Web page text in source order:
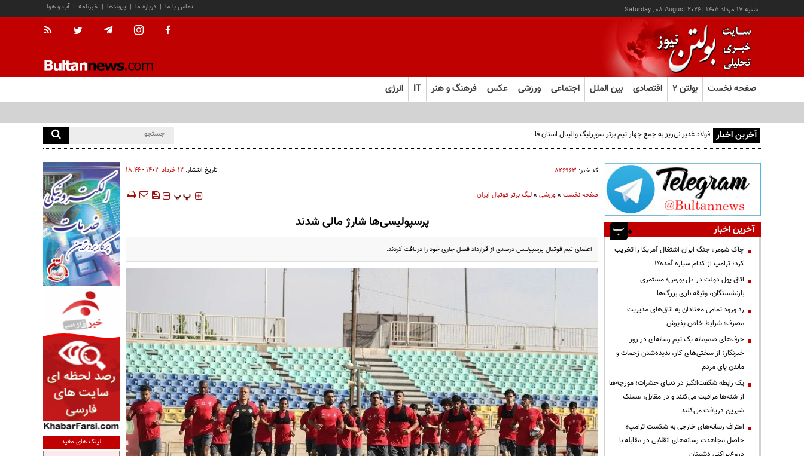
شنبه ۱۷ مرداد ۱۴۰۵ |
Saturday , 08 August 2026 آب و هوا | خبرنامه | پیوندها | درباره ما | تماس با ما
صفحه نخست بولتن ۲ اقتصادی بین الملل اجتماعی ورزشی عکس فرهنگ و هنر IT انرژی
آخرین اخبار فولاد غدیر نی‌ریز به جمع چهار تیم برتر سوپرلیگ والیبال استان فارس صعود کرد
کد خبر: ۸۴۶۹۶۳ تاریخ انتشار: ۱۲ خرداد ۱۴۰۳ - ۱۸:۴۶
صفحه نخست»ورزشی»لیگ برتر فوتبال ایران ‍‍‍ پ پ
پرسپولیسی‌ها شارژ مالی شدند
اعضای تیم فوتبال پرسپولیس درصدی از قرارداد فصل جاری خود را دریافت کردند.
آخرین اخبار
چاک شومر: جنگ ایران اشتغال آمریکا را تخریب
کرد؛ ترامپ از کدام سیاره آمده؟!
اتاق پول دولت در دل بورس؛ مستمری
بازنشستگان، وثیقه بازی بزرگ‌ها
رد ورود تمامی معتادان به اتاق‌های مدیریت
مصرف؛ شرایط خاص پذیرش
حرف‌های صمیمانه یک تیم رسانه‌ای در روز
خبرنگار؛ از سختی‌های کار، ندیده‌شدن زحمات و
ماندن پای مردم
یک رابطه شگفت‌انگیز در دنیای حشرات؛ مورچه‌ها
از شته‌ها مراقبت می‌کنند و در مقابل، عسلک
شیرین دریافت می‌کنند
اعتراف رسانه‌های خارجی به شکست ترامپ؛
حاصل مجاهدت رسانه‌های انقلابی در مقابله با
لینک های مفید